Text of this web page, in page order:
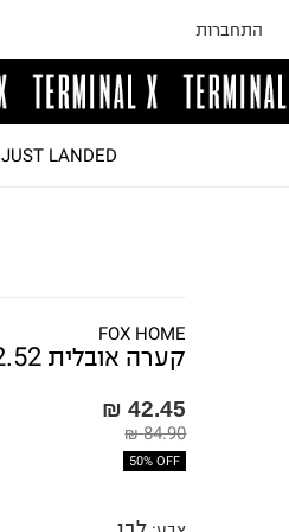
התחברות
JUST LANDED
FOX HOME
קערה אובלית 8.71X2.52
42.45 ₪
84.90 ₪
50% OFF